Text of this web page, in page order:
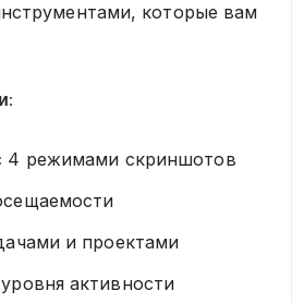
которые вам
4 режимами скриншотов
и проектами
активности